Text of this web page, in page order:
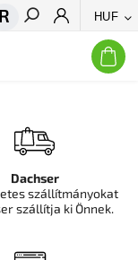
HUF
Keresés
Dachser
szállítmányokat
szállítja ki Önnek.